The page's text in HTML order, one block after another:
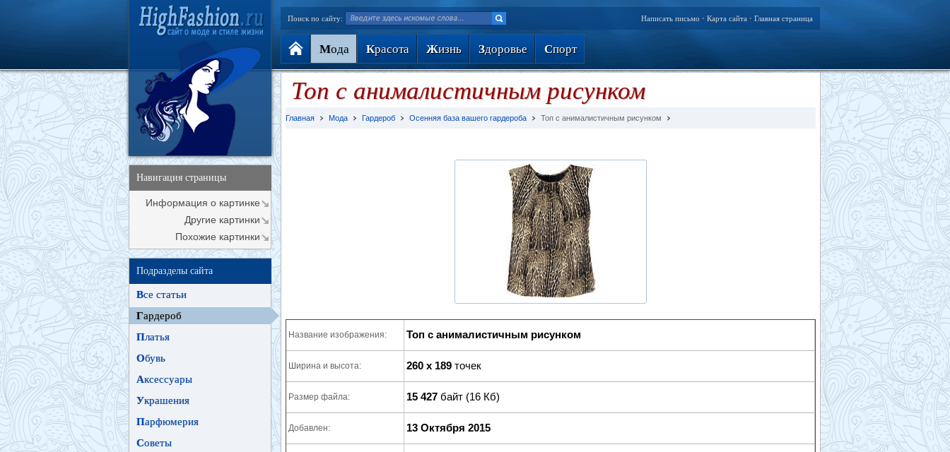
Поиск по сайту: Написать письмо • Карта сайта • Главная страница
Мода Красота Жизнь Здоровье Спорт
Навигация страницы
Информация о картинке
Другие картинки
Похожие картинки
Подразделы сайта
Все статьи
Гардероб
Платья
Обувь
Аксессуары
Украшения
Парфюмерия
Советы
Топ с анималистичным рисунком
Главная Мода Гардероб Осенняя база вашего гардероба Топ с анималистичным рисунком
Название изображения: Топ с анималистичным рисунком
Ширина и высота: 260 x 189 точек
Размер файла: 15 427 байт (16 Кб)
Добавлен: 13 Октября 2015